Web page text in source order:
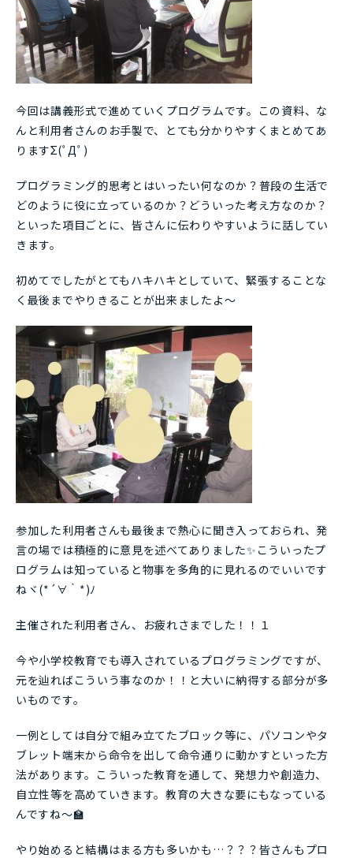
今回は講義形式で進めていくプログラムです。この資料、な
んと利用者さんのお手製で、とても分かりやすくまとめてあ
りますΣ(ﾟДﾟ)
プログラミング的思考とはいったい何なのか？普段の生活で
どのように役に立っているのか？どういった考え方なのか？
といった項目ごとに、皆さんに伝わりやすいように話してい
きます。
初めてでしたがとてもハキハキとしていて、緊張することな
く最後までやりきることが出来ましたよ～
参加した利用者さんも最後まで熱心に聞き入っておられ、発
言の場では積極的に意見を述べてありました✨こういったプ
ログラムは知っていると物事を多角的に見れるのでいいです
ねヾ(*´∀｀*)ﾉ
主催された利用者さん、お疲れさまでした！！１
今や小学校教育でも導入されているプログラミングですが、
元を辿ればこういう事なのか！！と大いに納得する部分が多
いものです。
一例としては自分で組み立てたブロック等に、パソコンやタ
ブレット端末から命令を出して命令通りに動かすといった方
法があります。こういった教育を通して、発想力や創造力、
自立性等を高めていきます。教育の大きな要にもなっている
んですね～🏫
やり始めると結構はまる方も多いかも…？？？皆さんもプロ